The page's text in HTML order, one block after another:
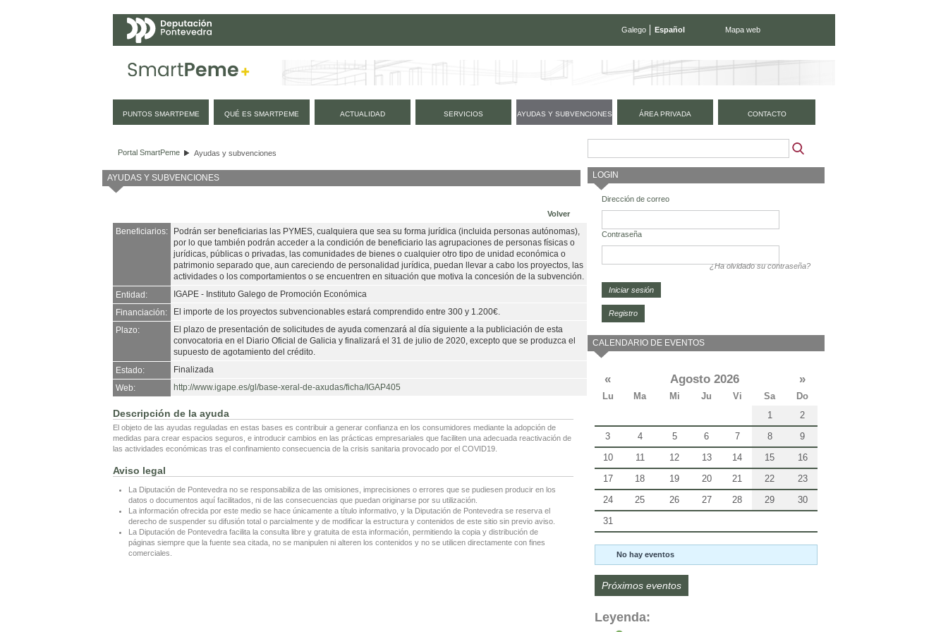
Galego Español Mapa web
PUNTOS SMARTPEME QUÉ ES SMARTPEME ACTUALIDAD SERVICIOS AYUDAS Y SUBVENCIONES ÁREA PRIVADA CONTACTO
Portal SmartPeme Ayudas y subvenciones
AYUDAS Y SUBVENCIONES
Volver
Beneficiarios:
Podrán ser beneficiarias las PYMES, cualquiera que sea su forma jurídica (incluida personas autónomas),
por lo que también podrán acceder a la condición de beneficiario las agrupaciones de personas físicas o
jurídicas, públicas o privadas, las comunidades de bienes o cualquier otro tipo de unidad económica o
patrimonio separado que, aun careciendo de personalidad jurídica, puedan llevar a cabo los proyectos, las
actividades o los comportamientos o se encuentren en situación que motiva la concesión de la subvención.
Entidad:
IGAPE - Instituto Galego de Promoción Económica
Financiación:
El importe de los proyectos subvencionables estará comprendido entre 300 y 1.200€.
Plazo:
El plazo de presentación de solicitudes de ayuda comenzará al día siguiente a la publiciación de esta
convocatoria en el Diario Oficial de Galicia y finalizará el 31 de julio de 2020, excepto que se produzca el
supuesto de agotamiento del crédito.
Estado:
Finalizada
Web:
http://www.igape.es/gl/base-xeral-de-axudas/ficha/IGAP405
Descripción de la ayuda
El objeto de las ayudas reguladas en estas bases es contribuir a generar confianza en los consumidores mediante la adopción de
medidas para crear espacios seguros, e introducir cambios en las prácticas empresariales que faciliten una adecuada reactivación de
las actividades económicas tras el confinamiento consecuencia de la crisis sanitaria provocado por el COVID19.
Aviso legal
La Diputación de Pontevedra no se responsabiliza de las omisiones, imprecisiones o errores que se pudiesen producir en los
datos o documentos aquí facilitados, ni de las consecuencias que puedan originarse por su utilización.
La información ofrecida por este medio se hace únicamente a título informativo, y la Diputación de Pontevedra se reserva el
derecho de suspender su difusión total o parcialmente y de modificar la estructura y contenidos de este sitio sin previo aviso.
La Diputación de Pontevedra facilita la consulta libre y gratuita de esta información, permitiendo la copia y distribución de
páginas siempre que la fuente sea citada, no se manipulen ni alteren los contenidos y no se utilicen directamente con fines
comerciales.
LOGIN
Dirección de correo
Contraseña
¿Ha olvidado su contraseña?
Registro
CALENDARIO DE EVENTOS
« Agosto 2026 »
Lu Ma Mi Ju Vi Sa
Do
1
2
3
4 5 6 7 8
9
10
11 12 13 14 15
16
17
18 19 20 21 22
23
24
25 26 27 28 29
30
31
No hay eventos
Próximos eventos
Leyenda: